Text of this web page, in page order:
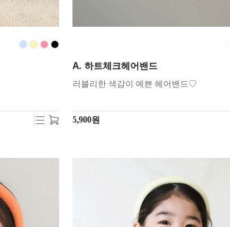
A. 하트체크헤어밴드
러블리한 색감이 예쁜 헤어밴드♡
5,900원